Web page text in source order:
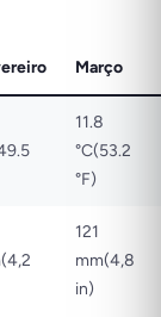
Março
11.8
°C(53.2
°F)
121
mm(4,8
in)